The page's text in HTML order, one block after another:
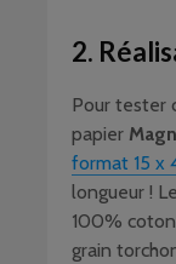
2.
Pour tester
papier
format 15 x
longueur !
100% coton
grain